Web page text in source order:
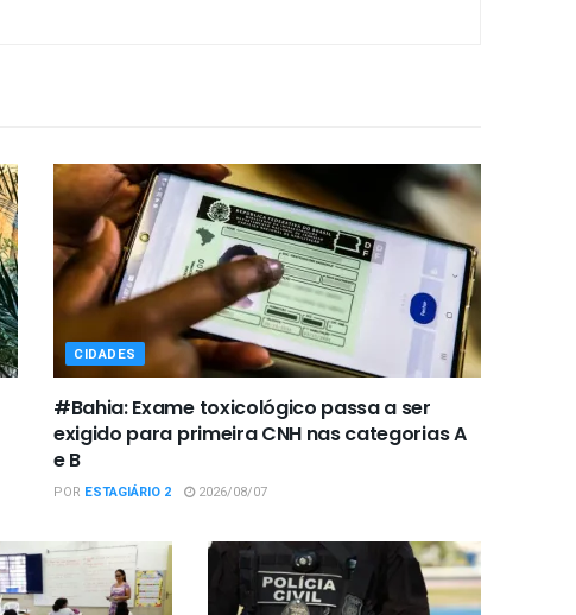
CIDADES
#Bahia: Exame toxicológico passa a ser
exigido para primeira CNH nas categorias A
e B
POR ESTAGIÁRIO 2 2026/08/07